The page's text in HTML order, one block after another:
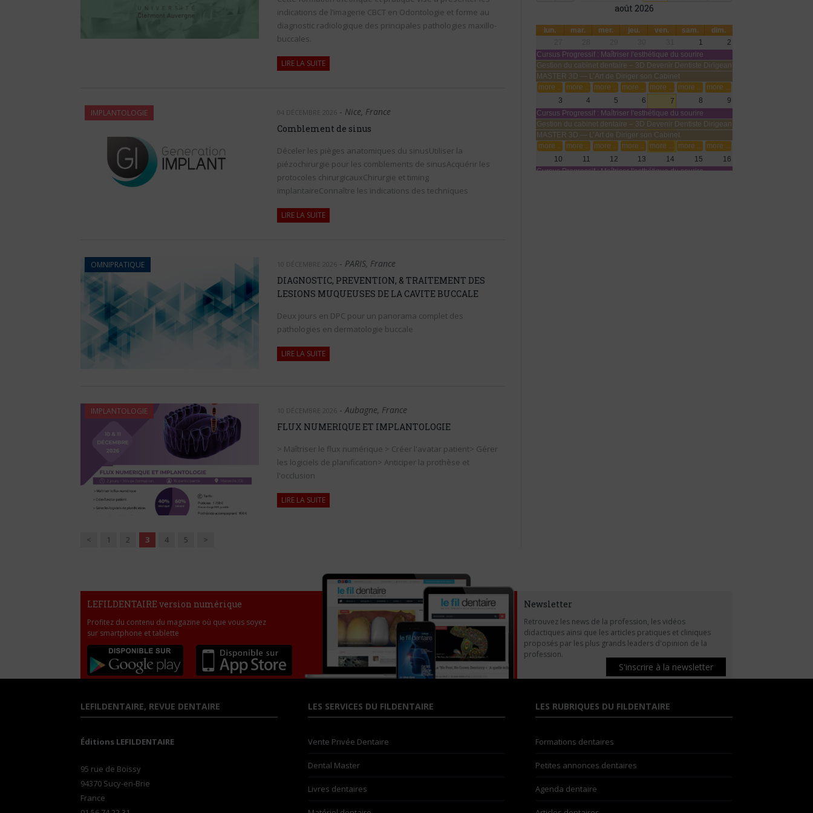
indications de l’imagerie CBCT en Odontologie et forme au
diagnostic radiologique des principales pathologies maxillo-
buccales.
LIRE LA SUITE
IMPLANTOLOGIE 04 DÉCEMBRE 2026 - Nice, France
Comblement de sinus
Déceler les pièges anatomiques du sinusUtiliser la
piézochirurgie pour les comblements de sinusAcquérir les
protocoles chirurgicauxChirurgie et timing
implantaireConnaître les indications des techniques
LIRE LA SUITE
OMNIPRATIQUE 10 DÉCEMBRE 2026 - PARIS, France
DIAGNOSTIC, PREVENTION, & TRAITEMENT DES
LESIONS MUQUEUSES DE LA CAVITE BUCCALE
Deux jours en DPC pour un panorama complet des
pathologies en dermatologie buccale
LIRE LA SUITE
IMPLANTOLOGIE 10 DÉCEMBRE 2026 -Aubagne, France
FLUX NUMERIQUE ET IMPLANTOLOGIE
> Maîtriser le flux numérique > Créer l'avatar patient> Gérer
les logiciels de planification> Anticiper la prothèse et
l'occlusion
LIRE LA SUITE
< 1 2 3 4 5 >
août 2026
lun. mar. mer. jeu. ven. sam.
dim.
1
2
Cursus Progressif : Maîtriser l'esthétique du sourire
Gestion du cabinet dentaire – 3D Devenir Dentiste Dirigeant
MASTER 3D — L’Art de Diriger son Cabinet
more ...
more ... more ... more ... more ... more ...
more ...
3
4 5 6 7 8
9
Cursus Progressif : Maîtriser l'esthétique du sourire
Gestion du cabinet dentaire – 3D Devenir Dentiste Dirigeant
MASTER 3D — L’Art de Diriger son Cabinet
more ...
more ... more ... more ... more ... more ...
more ...
10
11 12 13 14 15
16
Cursus Progressif : Maîtriser l'esthétique du sourire
LEFILDENTAIRE version numérique
Profitez du contenu du magazine où que vous soyez
sur smartphone et tablette
Newsletter
Retrouvez les news de la profession, les vidéos
didactiques ainsi que les articles pratiques et cliniques
proposés par les plus grands leaders d'opinion de la
profession.
S'inscrire à la newsletter
LEFILDENTAIRE, REVUE DENTAIRE
Éditions LEFILDENTAIRE
95 rue de Boissy
94370 Sucy-en-Brie
France
LES SERVICES DU FILDENTAIRE
Vente Privée Dentaire
Dental Master
Livres dentaires
LES RUBRIQUES DU FILDENTAIRE
Formations dentaires
Petites annonces dentaires
Agenda dentaire